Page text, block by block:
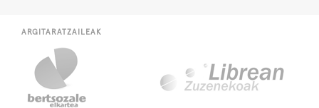
ARGITARATZAILEAK